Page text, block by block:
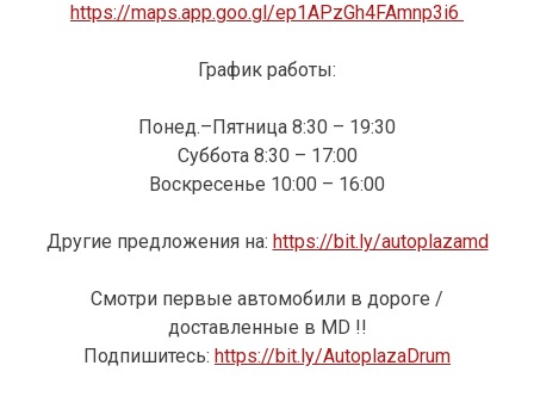
https://maps.app.goo.gl/ep1APzGh4FAmnp3i6
График работы:
Понед.–Пятница 8:30 – 19:30
Суббота 8:30 – 17:00
Воскресенье 10:00 – 16:00
Другие предложения на: https://bit.ly/autoplazamd
Смотри первые автомобили в дороге /
доставленные в MD !!
Подпишитесь: https://bit.ly/AutoplazaDrum